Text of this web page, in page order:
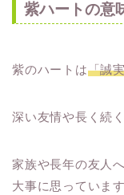
紫ハートの意
紫のハートは「誠
深い友情や長く続
家族や長年の友人
大事に思っていま